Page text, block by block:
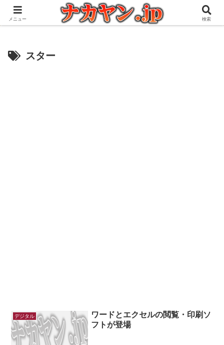
アウトドアとガジェット好きな管理人の愉快な日々を綴るブログ
スター
デジタル
ワードとエクセルの閲覧・印刷ソ
フトが登場
メニュー 検索